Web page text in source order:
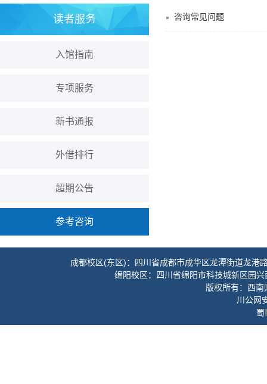
读者服务
入馆指南
专项服务
新书通报
外借排行
超期公告
参考咨询
咨询常见问题
成都校区(东区)：四川省成都市成华区龙潭街道龙港
绵阳校区：四川省绵阳市科技城新区园
版权所有：西南
川公网
蜀